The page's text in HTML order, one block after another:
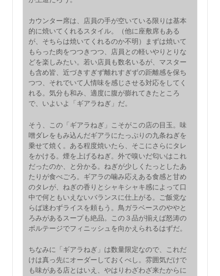
カウンター席は、店員の手が空いている限りは基本
的に焼いてくれるスタイル。（他に座敷席もある
が、そちらは焼いてくれるのか不明）まずは焼いて
もらった肉をつつきつつ、店員との軽いやりとりな
どを楽しみたい。若い店員も数名いるが、マスター
も含め皆、近づきすぎず離れすぎずの距離感を保ち
つつ、それでいて人情味を感じさせる対応をしてく
れる。気分も和み、適度に腹が膨れてきたところ
で、いよいよ「ギアラねぎ」だ。
そう、この「ギアラねぎ」こそがこの店の目玉。味
噌ダレをもみ込んだギアラにたっぷりの九条ねぎを
乗せて焼く。ある程度焼いたら、そこにさらにタレ
をかける。煙を上げるねぎ。外で嗅いだ匂いはこれ
だったのか、と分かる。ねぎが少しくたっとしたあ
たりが食べごろ。ギアラの噛み応えある食感と甘め
のタレが、ねぎの香りとシャキシャキ感によって口
中で何ともいえないバランスに仕上がる。ご飯党な
らば迷わずライスを頼もう。鳥ガラベースのややと
ろみがあるスープも絶品。この３品が揃えば怒涛の
ボルテージでフィニッシュを向かえられるはずだ。
ちなみに「ギアラねぎ」は数量限定なので、これだ
けは真っ先にオーダーしておくべし。雰囲気だけで
も味がある店とはいえ、やはりわざわざ来たからに